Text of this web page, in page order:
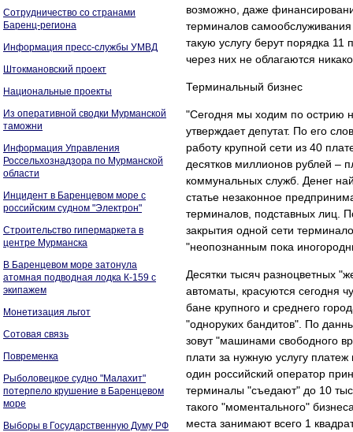
Сотрудничество со странами
Баренц-региона
Информация пресс-службы УМВД
Штокмановский проект
Национальные проекты
Из оперативной сводки Мурманской
таможни
Информация Управления
Россельхознадзора по Мурманской
области
Инцидент в Баренцевом море с
российским судном "Электрон"
Строительство гипермаркета в
центре Мурманска
В Баренцевом море затонула
атомная подводная лодка К-159 с
экипажем
Монетизация льгот
Сотовая связь
Повременка
Рыболовецкое судно "Малахит"
потерпело крушение в Баренцевом
море
Выборы в Государственную Думу РФ
возможно, даже
терминалов
такую услугу берут порядка
через них не облагаются
Терминальный бизнес
"Сегодня мы ходим по острию
утверждает депутат. По его
работу крупной сети из 40
десятков миллионов рублей –
коммунальных служб. Денег
статье незаконное
терминалов, подставных лиц.
закрытия одной сети
"неопознанным пока
Десятки тысяч разноцветных
автоматы, красуются сегодня
бане крупного и среднего
"одноруких бандитов". По
зовут "машинами свободного
плати за нужную услугу
один российский оператор
терминалы "съедают" до 10
такого "моментального"
места занимают всего 1